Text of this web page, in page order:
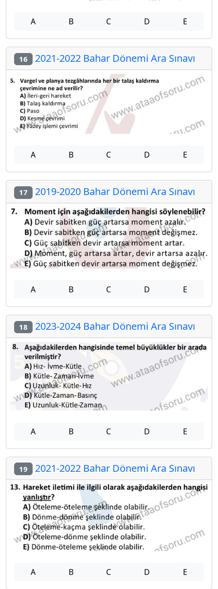
A B C D E
16 2021-2022 Bahar Dönemi Ara Sınavı
A B C D E
17 2019-2020 Bahar Dönemi Ara Sınavı
A B C D E
18 2023-2024 Bahar Dönemi Ara Sınavı
A B C D E
19 2021-2022 Bahar Dönemi Ara Sınavı
A B C D E